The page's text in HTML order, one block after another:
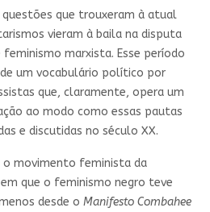
questões que trouxeram à atual
vieram à baila na disputa
marxista. Esse período
um vocabulário político por
que, claramente, opera um
ao modo como essas pautas
e discutidas no século XX.
movimento feminista da
que o feminismo negro teve
desde o Manifesto Combahee